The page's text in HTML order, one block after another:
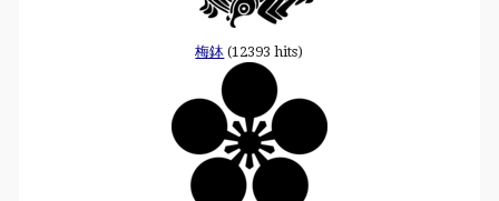
梅鉢 (12393 hits)